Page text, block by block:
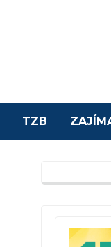
TZB